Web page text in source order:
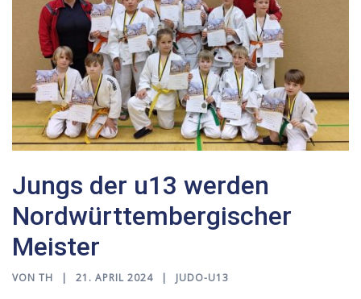
Jungs der u13 werden
Nordwürttembergischer
Meister
VON TH 21. APRIL 2024 JUDO-U13